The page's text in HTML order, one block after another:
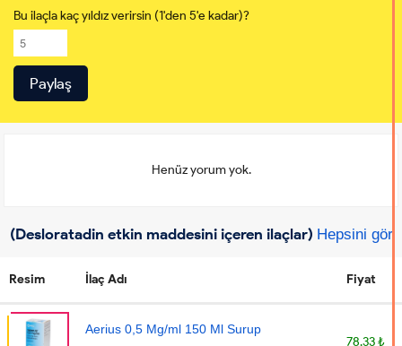
Bu ilaçla kaç yıldız verirsin (1'den 5'e kadar)?
Henüz yorum yok.
(Desloratadin etkin maddesini içeren ilaçlar) Hepsini gör
Resim İlaç Adı Fiyat
Aerius 0,5 Mg/ml 150 Ml Surup
78.33 ₺